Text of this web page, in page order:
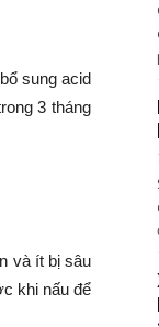
sung acid
3 tháng
và ít bị sâu
khi nấu để